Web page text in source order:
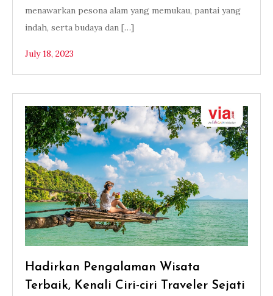
menawarkan pesona alam yang memukau, pantai yang
indah, serta budaya dan […]
July 18, 2023
Hadirkan Pengalaman Wisata
Terbaik, Kenali Ciri-ciri Traveler Sejati